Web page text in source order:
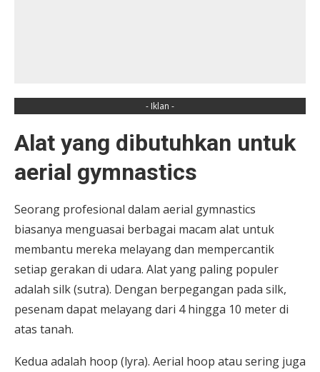
- Iklan -
Alat yang dibutuhkan untuk
aerial gymnastics
Seorang profesional dalam aerial gymnastics
biasanya menguasai berbagai macam alat untuk
membantu mereka melayang dan mempercantik
setiap gerakan di udara. Alat yang paling populer
adalah silk (sutra). Dengan berpegangan pada silk,
pesenam dapat melayang dari 4 hingga 10 meter di
atas tanah.
Kedua adalah hoop (lyra). Aerial hoop atau sering juga